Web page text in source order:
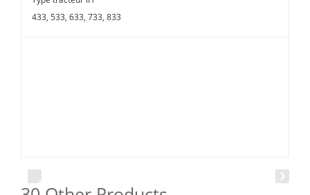
433, 533, 633, 733, 833